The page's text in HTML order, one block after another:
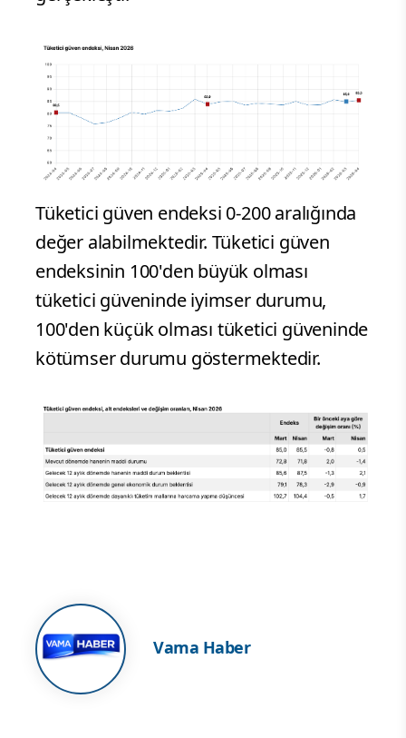
Tüketici güven endeksi 0-200 aralığında
değer alabilmektedir. Tüketici güven
endeksinin 100'den büyük olması
tüketici güveninde iyimser durumu,
100'den küçük olması tüketici güveninde
kötümser durumu göstermektedir.
Vama Haber